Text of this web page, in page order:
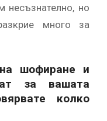
несъзнателно, но
много за
на шофиране и
за вашата
колко